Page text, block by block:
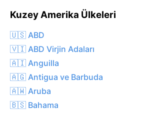
Kuzey Amerika Ülkeleri
🇺🇸 ABD
🇻🇮 ABD Virjin Adaları
🇦🇮 Anguilla
🇦🇬 Antigua ve Barbuda
🇦🇼 Aruba
🇧🇸 Bahama